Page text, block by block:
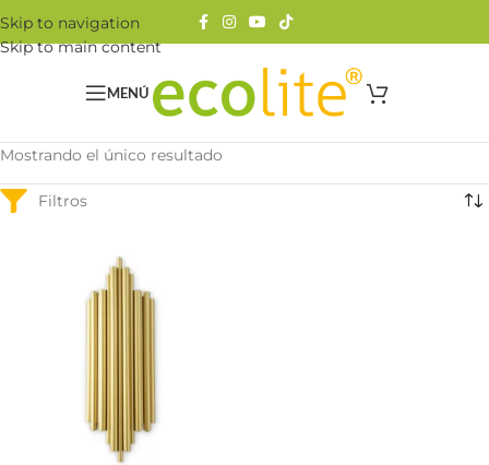
Skip to navigation
Skip to main content
MENÚ
Mostrando el único resultado